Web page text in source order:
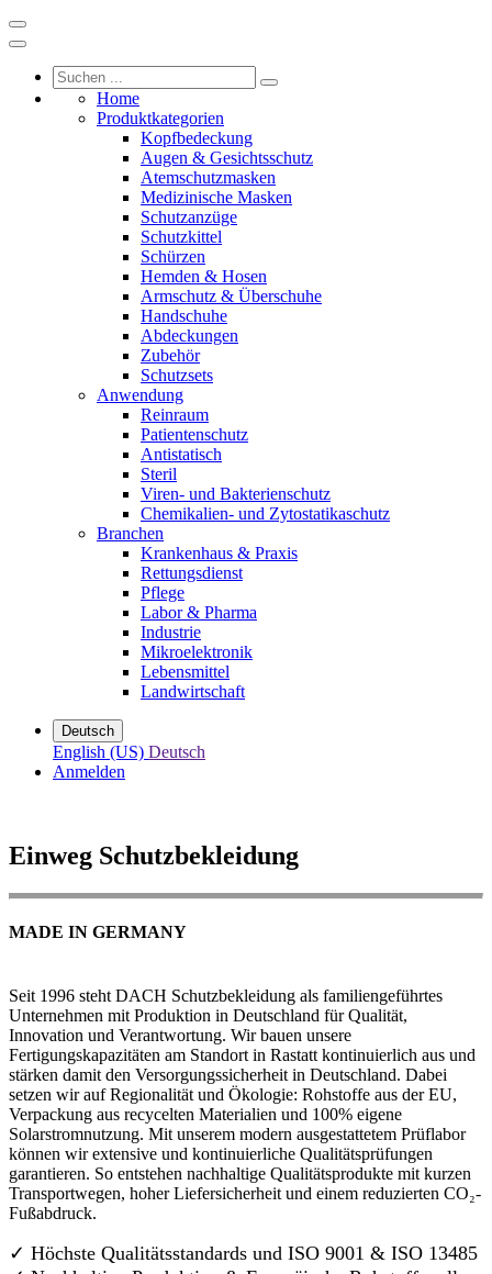
Home
Produktkategorien
Kopfbedeckung
Augen & Gesichtsschutz
Atemschutzmasken
Medizinische Masken
Schutzanzüge
Schutzkittel
Schürzen
Hemden & Hosen
Armschutz & Überschuhe
Handschuhe
Abdeckungen
Zubehör
Schutzsets
Anwendung
Reinraum
Patientenschutz
Antistatisch
Steril
Viren- und Bakterienschutz
Chemikalien- und Zytostatikaschutz
Branchen
Krankenhaus & Praxis
Rettungsdienst
Pflege
Labor & Pharma
Industrie
Mikroelektronik
Lebensmittel
Landwirtschaft
Deutsch
English (US) Deutsch
Anmelden
Einweg Schutzbekleidung
MADE IN GERMANY
Seit 1996 steht DACH Schutzbekleidung als familiengeführtes
Unternehmen mit Produktion in Deutschland für Qualität,
Innovation und Verantwortung. Wir bauen unsere
Fertigungskapazitäten am Standort in Rastatt kontinuierlich aus und
stärken damit den Versorgungssicherheit in Deutschland. Dabei
setzen wir auf Regionalität und Ökologie: Rohstoffe aus der EU,
Verpackung aus recycelten Materialien und 100% eigene
Solarstromnutzung. Mit unserem modern ausgestattetem Prüflabor
können wir extensive und kontinuierliche Qualitätsprüfungen
garantieren. So entstehen nachhaltige Qualitätsprodukte mit kurzen
Transportwegen, hoher Liefersicherheit und einem reduzierten CO₂-
Fußabdruck.
✓ Höchste Qualitätsstandards und ISO 9001 & ISO 13485